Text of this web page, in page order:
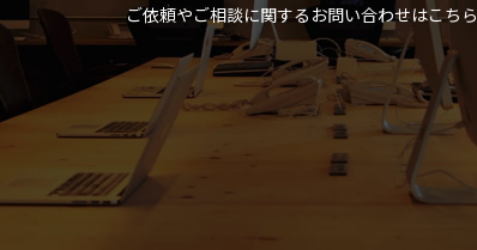
ご依頼やご相談に関するお問い合わせはこちら